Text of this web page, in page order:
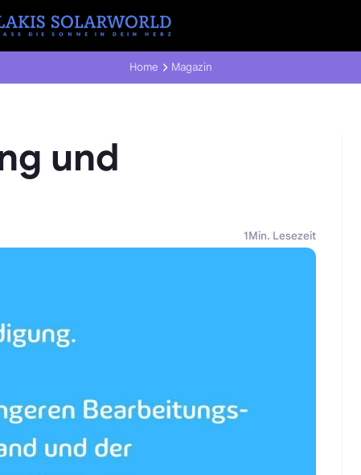
Home Magazin
und
1Min. Lesezeit